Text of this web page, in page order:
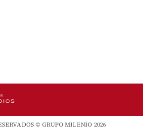
© GRUPO MILENIO 2026